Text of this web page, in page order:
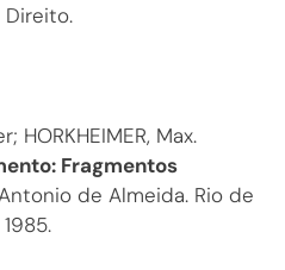
HORKHEIMER, Max.
Fragmentos
de Almeida. Rio de